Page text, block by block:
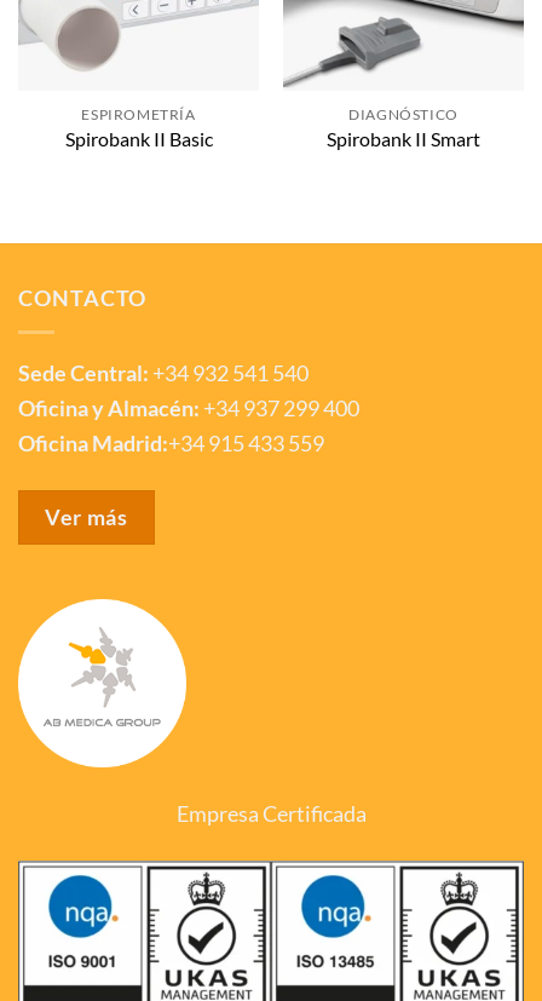
ESPIROMETRÍA
Spirobank II Basic
DIAGNÓSTICO
Spirobank II Smart
CONTACTO
Sede Central: +34 932 541 540
Oficina y Almacén: +34 937 299 400
Oficina Madrid:+34 915 433 559
Ver más
Empresa Certificada